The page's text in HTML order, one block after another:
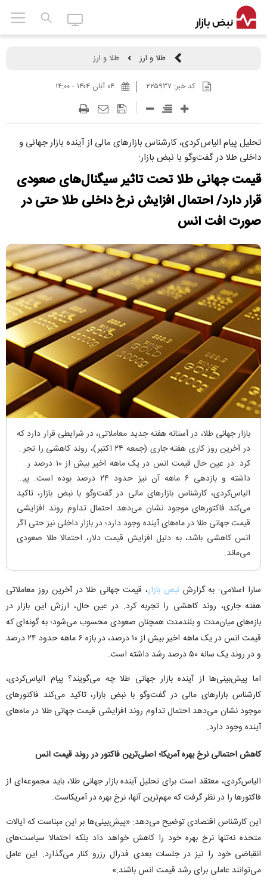
طلا و ارز طلا و ارز
کد خبر:۲۲۵۹۳۷ ۰۴ آبان ۱۴۰۴ - ۱۴:۰۰
تحلیل پیام الیاس‌کردی، کارشناس بازارهای مالی از آینده بازار جهانی و
داخلی طلا در گفت‌وگو با نبض بازار:
قیمت جهانی طلا تحت تاثیر سیگنال‌های صعودی
قرار دارد/ احتمال افزایش نرخ داخلی طلا حتی در
صورت افت انس
بازار جهانی طلا، در آستانه هفته جدید معاملاتی، در شرایطی قرار دارد که
در آخرین روز کاری هفته جاری (جمعه ۲۴ اکتبر)، روند کاهشی را تجربه
کرد. در عین حال قیمت انس در یک ماهه اخیر بیش از ۱۰ درصد رشد
داشته و بازدهی ۶ ماهه آن نیز حدود ۲۴ درصد بوده است. پیام
الیاس‌کردی، کارشناس بازار‌های مالی در گفت‌و‌گو با نبض بازار، تاکید
می‌کند فاکتور‌های موجود نشان می‌دهد احتمال تداوم روند افزایشی
قیمت جهانی طلا در ماه‌های آینده وجود دارد؛ در بازار داخلی نیز حتی اگر
انس کاهشی باشد، به دلیل افزایش قیمت دلار، احتمالا طلا صعودی
می‌ماند.
سارا اسلامی- به گزارشنبص بازار، قیمت جهانی طلا در آخرین روز معاملاتی
هفته جاری، روند کاهشی را تجربه کرد. در عین حال، ارزش این بازار در
بازه‌های میان‌مدت و بلندمدت همچنان صعودی محسوب می‌شود؛ به گونه‌ای که
قیمت انس در یک ماهه اخیر بیش از ۱۰ درصد، در بازه ۶ ماهه حدود ۲۴ درصد
و در روند یک ساله ۵۰ درصد رشد داشته است.
اما پیش‌بینی‌ها از آینده بازار جهانی طلا چه می‌گویند؟ پیام الیاس‌کردی،
کارشناس بازارهای مالی در گفت‌وگو با نبض بازار، تاکید می‌کند فاکتورهای
موجود نشان می‌دهد احتمال تداوم روند افزایشی قیمت جهانی طلا در ماه‌های
آینده وجود دارد.
کاهش احتمالی نرخ بهره آمریکا؛ اصلی‌ترین فاکتور در روند قیمت انس
الیاس‌کردی، معتقد است برای تحلیل آینده بازار جهانی طلا، باید مجموعه‌ای از
فاکتورها را در نظر گرفت که مهم‌ترین آنها، نرخ بهره در آمریکاست.
این کارشناس اقتصادی توضیح می‌دهد: «پیش‌بینی‌ها بر این مبناست که ایالات
متحده نه‌تنها نرخ بهره خود را کاهش خواهد داد بلکه احتمالا سیاست‌های
انقباضی خود را نیز در جلسات بعدی فدرال رزرو کنار می‌گذارد. این عامل
می‌توانند عاملی برای رشد قیمت انس باشند.»